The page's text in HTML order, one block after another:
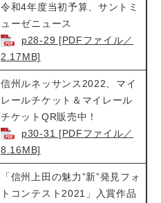
令和4年度当初予算、サントミ
ューゼニュース
p28-29 [PDFファイル／
2.17MB]
信州ルネッサンス2022、マイ
レールチケット＆マイレール
チケットQR販売中！
p30-31 [PDFファイル／
8.16MB]
「信州上田の魅力”新”発見フォ
トコンテスト2021」入賞作品